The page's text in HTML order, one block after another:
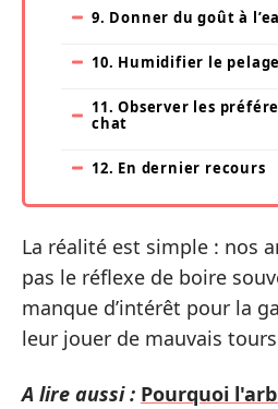
9. Donner du goût à
10. Humidifier le pelage
11. Observer les
chat
12. En dernier recours
La réalité est simple : nos
pas le réflexe de boire
manque d’intérêt pour la
leur jouer de mauvais
A lire aussi : Pourquoi